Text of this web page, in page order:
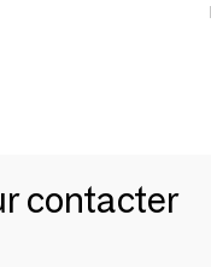
contacter